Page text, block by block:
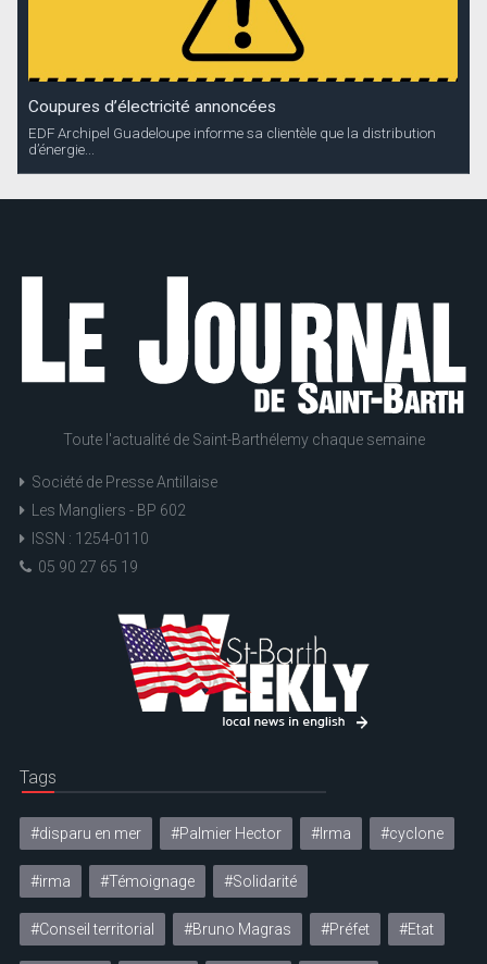
Coupures d’électricité annoncées
EDF Archipel Guadeloupe informe sa clientèle que la distribution
d’énergie...
Toute l'actualité de Saint-Barthélemy chaque semaine
Société de Presse Antillaise
Les Mangliers - BP 602
ISSN : 1254-0110
05 90 27 65 19
Tags
#disparu en mer #Palmier Hector #Irma #cyclone
#irma #Témoignage #Solidarité
#Conseil territorial #Bruno Magras #Préfet #Etat